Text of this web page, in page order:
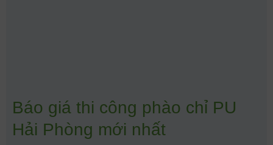
Báo giá thi công phào chỉ PU
Hải Phòng mới nhất